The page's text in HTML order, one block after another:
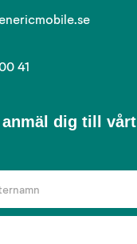
41
dig till vårt